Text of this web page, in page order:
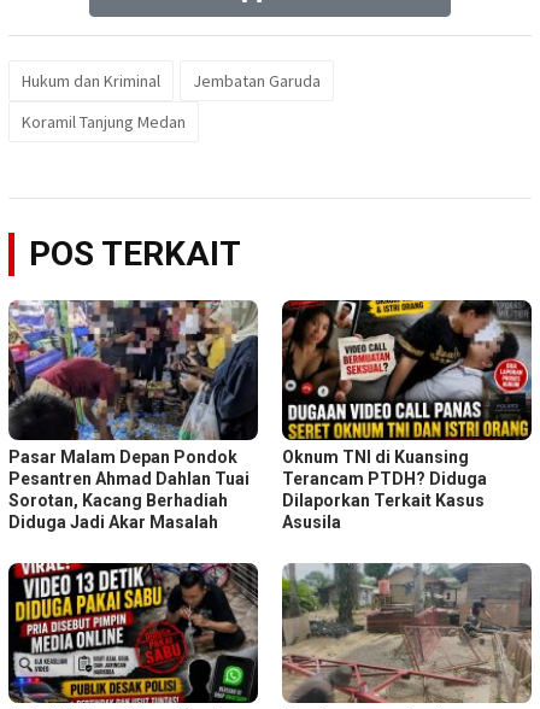
Hukum dan Kriminal
Jembatan Garuda
Koramil Tanjung Medan
POS TERKAIT
Pasar Malam Depan Pondok
Pesantren Ahmad Dahlan Tuai
Sorotan, Kacang Berhadiah
Diduga Jadi Akar Masalah
Oknum TNI di Kuansing
Terancam PTDH? Diduga
Dilaporkan Terkait Kasus
Asusila